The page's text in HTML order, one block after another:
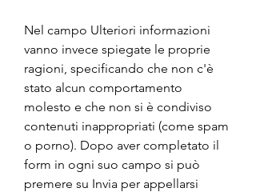
Nel campo Ulteriori informazioni
vanno invece spiegate le proprie
ragioni, specificando che non c'è
stato alcun comportamento
molesto e che non si è condiviso
contenuti inappropriati (come spam
o porno). Dopo aver completato il
form in ogni suo campo si può
premere su Invia per appellarsi